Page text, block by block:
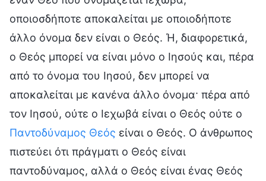
οποιοσδήποτε αποκαλείται με οποιοδήποτε
άλλο όνομα δεν είναι ο Θεός. Ή, διαφορετικά,
ο Θεός μπορεί να είναι μόνο ο Ιησούς και, πέρα
από το όνομα του Ιησού, δεν μπορεί να
αποκαλείται με κανένα άλλο όνομα· πέρα από
τον Ιησού, ούτε ο Ιεχωβά είναι ο Θεός ούτε ο
Παντοδύναμος Θεός είναι ο Θεός. Ο άνθρωπος
πιστεύει ότι πράγματι ο Θεός είναι
παντοδύναμος, αλλά ο Θεός είναι ένας Θεός